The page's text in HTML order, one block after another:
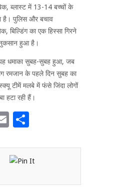
ब्लास्ट में 13-14 बच्चों के
है। पुलिस और बचाव
बिल्डिंग का एक हिस्सा गिरने
हुआ है।
धमाका सुबह-सुबह हुआ, जब
रमजान के पहले दिन सुबह का
टीमें मलबे में फंसे जिंदा लोगों
हटा रही हैं।
Email